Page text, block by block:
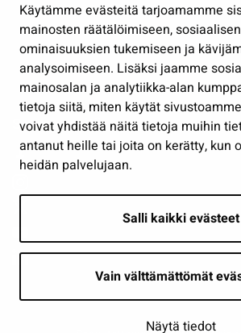
Käytämme evästeitä tarjoamamme
mainosten räätälöimiseen,
ominaisuuksien tukemiseen ja
analysoimiseen. Lisäksi jaamme
mainosalan ja analytiikka-alan
tietoja siitä, miten käytät
voivat yhdistää näitä tietoja muihin
antanut heille tai joita on kerätty, kun
heidän palvelujaan.
Salli kaikki evästeet
Vain välttämättömät
Näytä tiedot
Työ ja yrittäminen
Osallistu ja asioi
Näytä omat evästeasetukseni
Seuraa meitä